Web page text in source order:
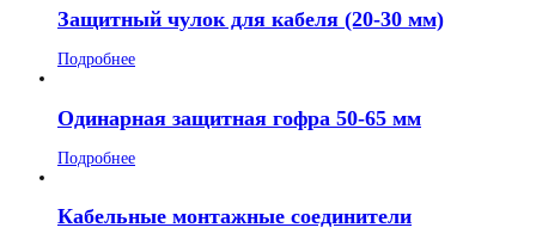
Защитный чулок для кабеля (20-30 мм)
Подробнее
Одинарная защитная гофра 50-65 мм
Подробнее
Кабельные монтажные соединители